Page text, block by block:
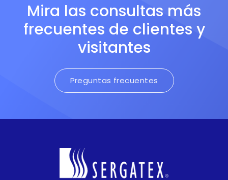
Mira las consultas más
frecuentes de clientes y
visitantes
Preguntas frecuentes